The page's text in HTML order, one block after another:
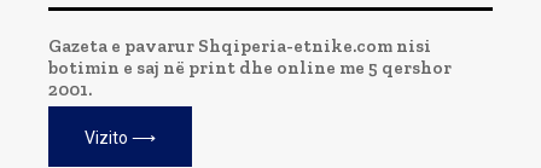
Gazeta e pavarur Shqiperia-etnike.com nisi
botimin e saj në print dhe online me 5 qershor
2001.
Vizito ⟶